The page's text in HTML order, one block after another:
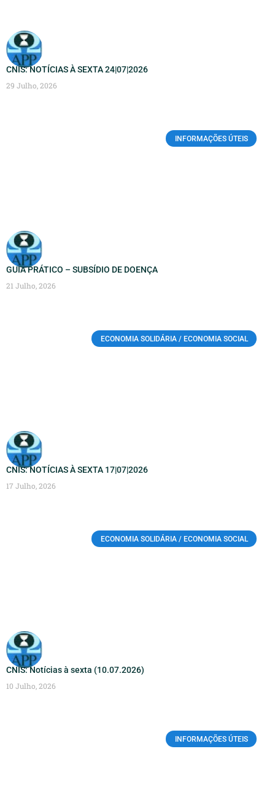
CNIS: NOTÍCIAS À SEXTA 24|07|2026
29 Julho, 2026
INFORMAÇÕES ÚTEIS
GUIA PRÁTICO – SUBSÍDIO DE DOENÇA
21 Julho, 2026
ECONOMIA SOLIDÁRIA / ECONOMIA SOCIAL
CNIS: NOTÍCIAS À SEXTA 17|07|2026
17 Julho, 2026
ECONOMIA SOLIDÁRIA / ECONOMIA SOCIAL
CNIS: Notícias à sexta (10.07.2026)
10 Julho, 2026
INFORMAÇÕES ÚTEIS